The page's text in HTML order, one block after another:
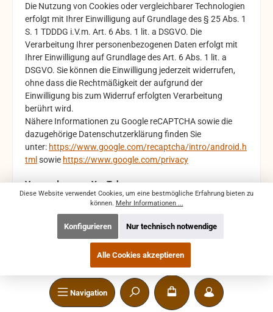
Navigation
Die Nutzung von Cookies oder vergleichbarer Technologien
erfolgt mit Ihrer Einwilligung auf Grundlage des § 25 Abs. 1
S. 1 TDDDG i.V.m. Art. 6 Abs. 1 lit. a DSGVO. Die
Verarbeitung Ihrer personenbezogenen Daten erfolgt mit
Ihrer Einwilligung auf Grundlage des Art. 6 Abs. 1 lit. a
DSGVO. Sie können die Einwilligung jederzeit widerrufen,
ohne dass die Rechtmäßigkeit der aufgrund der
Einwilligung bis zum Widerruf erfolgten Verarbeitung
berührt wird.
Nähere Informationen zu Google reCAPTCHA sowie die
dazugehörige Datenschutzerklärung finden Sie
unter: https://www.google.com/recaptcha/intro/android.h
tmlsowie https://www.google.com/privacy
Verwendung von YouTube
Wir verwenden auf unserer Website die Funktion zur
Einbettung von YouTube-Videos der Google Ireland Limited
(Gordon House, Barrow Street, Dublin 4, Irland;
“Google”) verbundenes Unternehmen.
Die Funktion zeigt bei YouTube hinterlegte Videos in einem
iFrame auf der Website an. Dabei ist die Option „Erweiterter
Datenschutzmodus“ aktiviert. Dadurch werden von
Diese Website verwendet Cookies, um eine bestmögliche Erfahrung bieten zu
können. Mehr Informationen ...
Nur technisch notwendige
Konfigurieren
Alle Cookies akzeptieren